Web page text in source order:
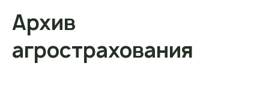
Архив
агрострахования